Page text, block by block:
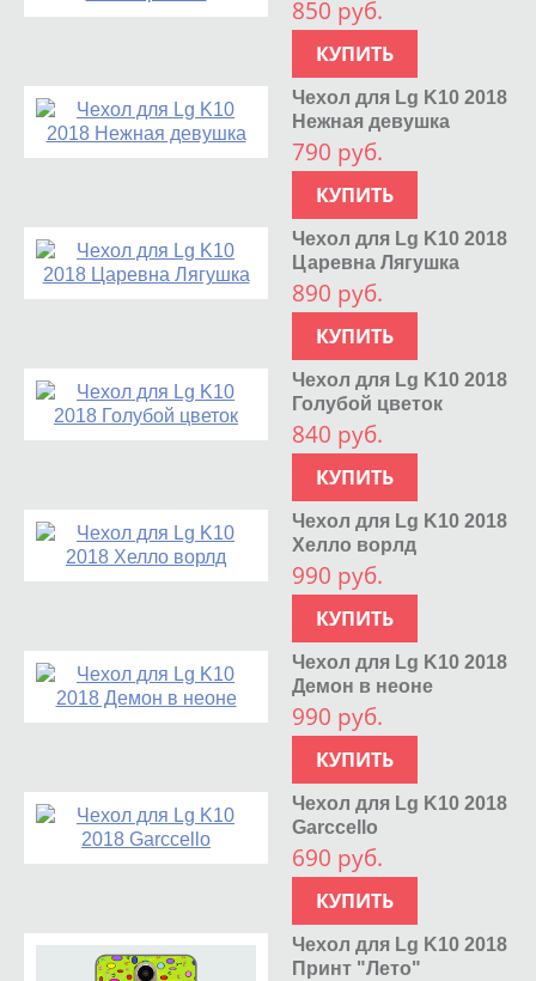
850 руб.
КУПИТЬ
Чехол для Lg K10 2018
Нежная девушка
790 руб.
КУПИТЬ
Чехол для Lg K10 2018
Царевна Лягушка
890 руб.
КУПИТЬ
Чехол для Lg K10 2018
Голубой цветок
840 руб.
КУПИТЬ
Чехол для Lg K10 2018
Хелло ворлд
990 руб.
КУПИТЬ
Чехол для Lg K10 2018
Демон в неоне
990 руб.
КУПИТЬ
Чехол для Lg K10 2018
Garccello
690 руб.
КУПИТЬ
Чехол для Lg K10 2018
Принт "Лето"